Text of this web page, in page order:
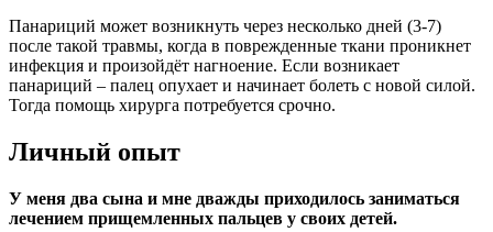
Панариций может возникнуть через несколько дней (3-7)
после такой травмы, когда в поврежденные ткани проникнет
инфекция и произойдёт нагноение. Если возникает
панариций – палец опухает и начинает болеть с новой силой.
Тогда помощь хирурга потребуется срочно.
Личный опыт
У меня два сына и мне дважды приходилось заниматься
лечением прищемленных пальцев у своих детей.